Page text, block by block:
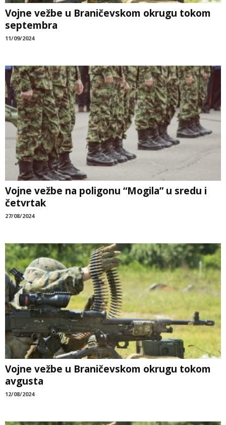
Vojne vežbe u Braničevskom okrugu tokom
septembra
11/09/2024
Vojne vežbe na poligonu “Mogila” u sredu i
četvrtak
27/08/2024
Vojne vežbe u Braničevskom okrugu tokom
avgusta
12/08/2024